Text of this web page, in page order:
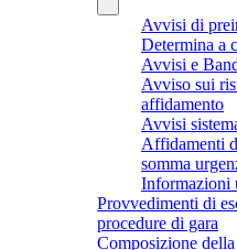
Avvisi di
Determina a
Avvisi e
Avviso sui
affidamento
Avvisi
Affidamenti
somma
Informazioni
Provvedimenti di
procedure di gara
Composizione